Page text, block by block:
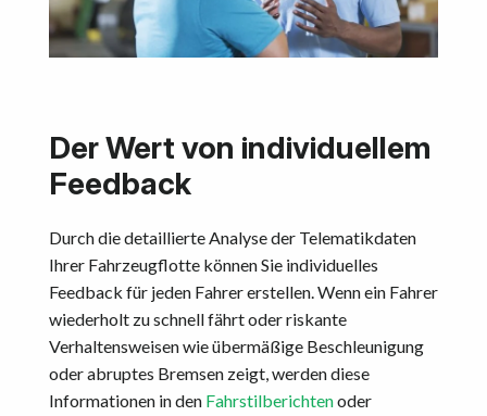
Der Wert von individuellem
Feedback
Durch die detaillierte Analyse der Telematikdaten
Ihrer Fahrzeugflotte können Sie individuelles
Feedback für jeden Fahrer erstellen. Wenn ein Fahrer
wiederholt zu schnell fährt oder riskante
Verhaltensweisen wie übermäßige Beschleunigung
oder abruptes Bremsen zeigt, werden diese
Informationen in den Fahrstilberichtenoder